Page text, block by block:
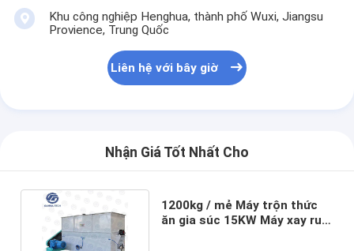
Khu công nghiệp Henghua, thành phố Wuxi, Jiangsu
Provience, Trung Quốc
Liên hệ với bây giờ
Nhận Giá Tốt Nhất Cho
1200kg / mẻ Máy trộn thức
ăn gia súc 15KW Máy xay ruy